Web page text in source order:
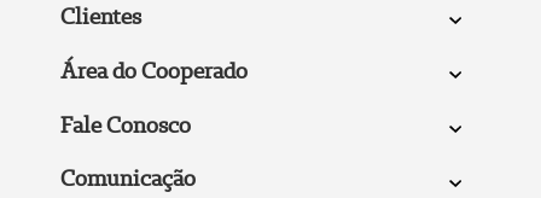
Clientes
Área do Cooperado
Fale Conosco
Comunicação